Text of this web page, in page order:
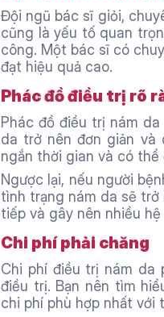
Đội ngũ bác sĩ giỏi,
cũng là yếu tố quan
công. Một bác sĩ có
đạt hiệu quả cao.
Phác đồ điều trị rõ
Phác đồ điều trị nám
da trở nên đơn giản và
ngắn thời gian và có
Ngược lại, nếu người
tình trạng nám da sẽ
tiếp và gây nên nhiều
Chi phí phải chăng
Chi phí điều trị nám da
điều trị. Bạn nên tìm
chi phí phù hợp nhất với